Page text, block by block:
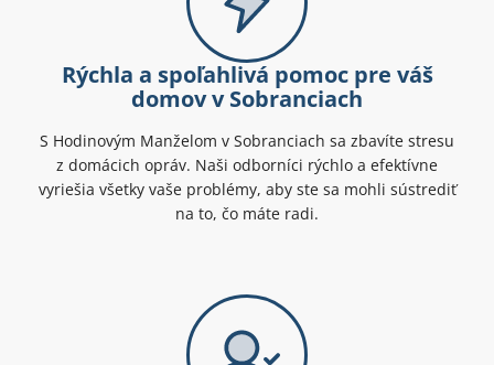
Rýchla a spoľahlivá pomoc pre váš
domov v Sobranciach
S Hodinovým Manželom v Sobranciach sa zbavíte stresu
z domácich opráv. Naši odborníci rýchlo a efektívne
vyriešia všetky vaše problémy, aby ste sa mohli sústrediť
na to, čo máte radi.